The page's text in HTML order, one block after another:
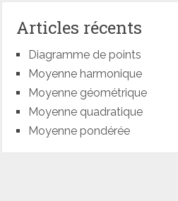
Articles récents
Diagramme de points
Moyenne harmonique
Moyenne géométrique
Moyenne quadratique
Moyenne pondérée